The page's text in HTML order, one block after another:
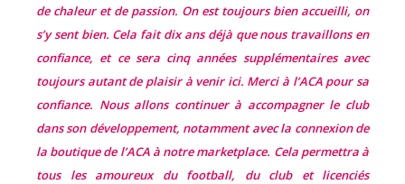
de chaleur et de passion. On est toujours bien accueilli, on
s’y sent bien. Cela fait dix ans déjà que nous travaillons en
confiance, et ce sera cinq années supplémentaires avec
toujours autant de plaisir à venir ici. Merci à l’ACA pour sa
confiance. Nous allons continuer à accompagner le club
dans son développement, notamment avec la connexion de
la boutique de l’ACA à notre marketplace. Cela permettra à
tous les amoureux du football, du club et licenciés